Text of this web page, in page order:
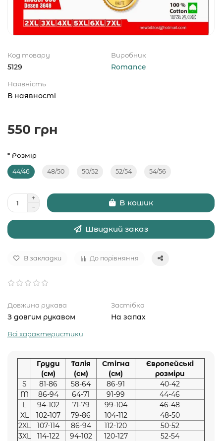
Код товару
5129
Виробник
Romance
Наявність
В наявності
550 грн
* Розмір
44/46 48/50 50/52 52/54 54/56
В кошик
Швидкий заказ
В закладки До порівняння
Довжина рукава
З довгим рукавом
Застібка
На запах
Всі характеристики
Груди
(см)
Талія
(см)
Стігна
(см)
Європейські
розміри
S
81-86 58-64 86-91
40-42
M
86-94 64-71 91-99
44-46
L
94-102 71-79 99-104
46-48
XL
102-107 79-86 104-112
48-50
2XL
107-114 86-94 112-120
50-52
3XL
114-122 94-102 120-127
52-54